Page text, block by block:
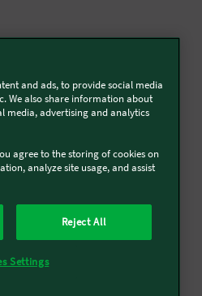
Management s.r.l.
2023/2854
di Accessibilità
and ads, to provide social media
We also share information about
media, advertising and analytics
agree to the storing of cookies on
analyze site usage, and assist
Reject All
Settings